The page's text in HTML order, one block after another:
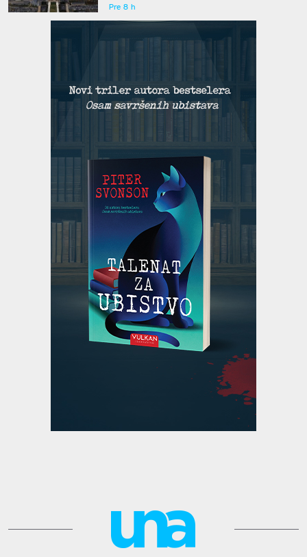
Pre 8 h